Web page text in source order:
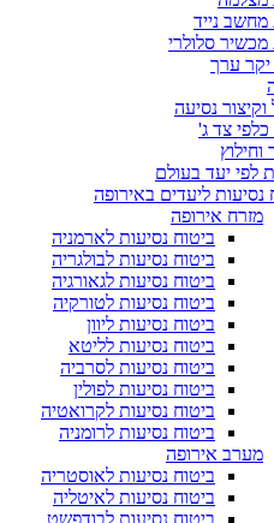
מחשב נייד
מכשיר סלולרי
יקר ערך
וקיצור נסיעה
צד ג'
וחילוץ
לפי יעד בעולם
נסיעות ליעדים באירופה
מזרח אירופה
ביטוח נסיעות לארמניה
ביטוח נסיעות לבולגריה
ביטוח נסיעות לגאורגיה
ביטוח נסיעות לטורקיה
ביטוח נסיעות ליוון
ביטוח נסיעות לליטא
ביטוח נסיעות לסרביה
ביטוח נסיעות לפולין
ביטוח נסיעות לקרואטיה
ביטוח נסיעות לרומניה
מערב אירופה
ביטוח נסיעות לאוסטריה
ביטוח נסיעות לאיטליה
ביטוח נסיעות לבודפשט